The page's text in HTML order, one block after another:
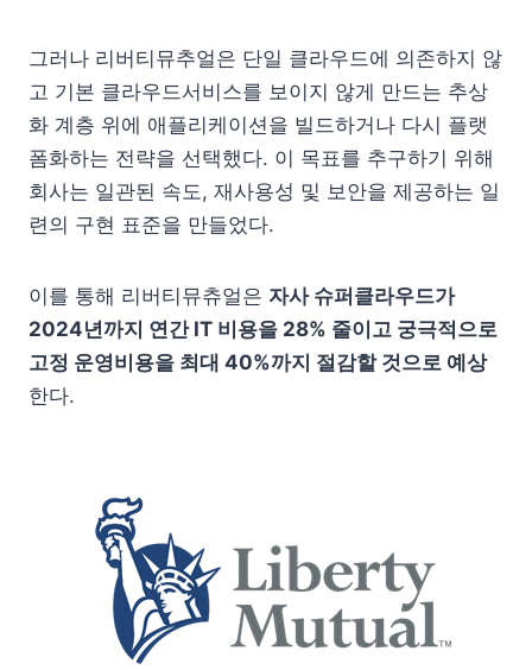
그러나 리버티뮤추얼은 단일 클라우드에 의존하지 않
고 기본 클라우드서비스를 보이지 않게 만드는 추상
화 계층 위에 애플리케이션을 빌드하거나 다시 플랫
폼화하는 전략을 선택했다. 이 목표를 추구하기 위해
회사는 일관된 속도, 재사용성 및 보안을 제공하는 일
련의 구현 표준을 만들었다.
이를 통해 리버티뮤츄얼은 자사 슈퍼클라우드가
2024년까지 연간 IT 비용을 28% 줄이고 궁극적으로
고정 운영비용을 최대 40%까지 절감할 것으로 예상
한다.